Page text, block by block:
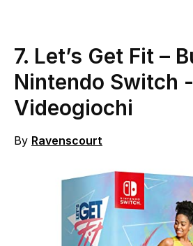
7. Let’s Get Fit –
Nintendo Switch -
Videogiochi
By Ravenscourt